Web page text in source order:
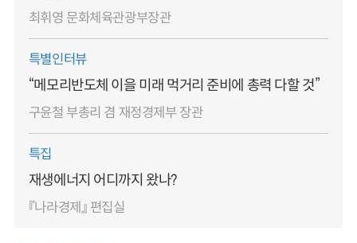
최휘영 문화체육관광부장관
특별인터뷰
“메모리반도체 이을 미래 먹거리 준비에 총력 다할 것”
구윤철 부총리 겸 재정경제부 장관
특집
재생에너지 어디까지 왔나?
『나라경제』 편집실